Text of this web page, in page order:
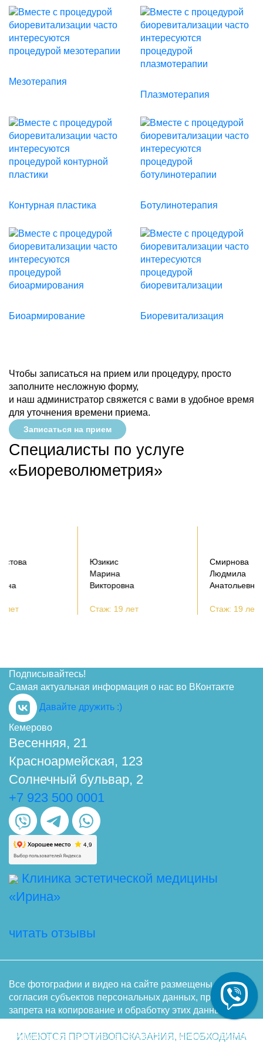
Мезотерапия
Плазмотерапия
Контурная пластика Ботулинотерапия
Биоармирование Биоревитализация
Чтобы записаться на прием или процедуру, просто
заполните несложную форму,
и наш администратор свяжется с вами в удобное время
для уточнения времени приема.
Записаться на прием
Специалисты по услуге
«Биореволюметрия»
Подписывайтесь!
Самая актуальная информация о нас во ВКонтакте
Давайте дружить :)
Кемерово
Весенняя, 21
Красноармейская, 123
Солнечный бульвар, 2
+7 923 500 0001
Клиника эстетической медицины
«Ирина»
читать отзывы
Все фотографии и видео на сайте размещены с
согласия субъектов персональных данных, при условии
запрета на копирование и обработку этих данных
(кроме получения доступа) неопределенному кругу лиц.
Информация на сайте не является публичной офертой,
ИМЕЮТСЯ ПРОТИВОПОКАЗАНИЯ, НЕОБХОДИМА